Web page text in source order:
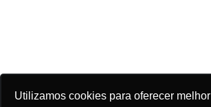
Utilizamos cookies para oferecer melhor